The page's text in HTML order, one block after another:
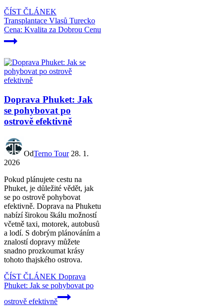
ČÍST ČLÁNEK
Transplantace Vlasů Turecko
Cena: Kvalita za Dobrou Cenu
Doprava Phuket: Jak
se pohybovat po
ostrově efektivně
OdTerno Tour 28. 1.
2026
Pokud plánujete cestu na
Phuket, je důležité vědět, jak
se po ostrově pohybovat
efektivně. Doprava na Phuketu
nabízí širokou škálu možností
včetně taxi, motorek, autobusů
a lodí. S dobrým plánováním a
znalostí dopravy můžete
snadno prozkoumat krásy
tohoto thajského ostrova.
ČÍST ČLÁNEK Doprava
Phuket: Jak se pohybovat po
ostrově efektivně